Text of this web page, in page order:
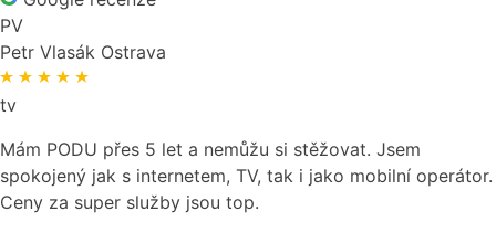
PV
Petr Vlasák Ostrava
tv
Mám PODU přes 5 let a nemůžu si stěžovat. Jsem
spokojený jak s internetem, TV, tak i jako mobilní operátor.
Ceny za super služby jsou top.